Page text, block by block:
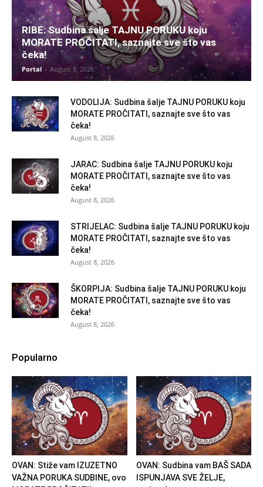
RIBE: Sudbina šalje TAJNU PORUKU koju
MORATE PROČITATI, saznajte sve što vas
čeka!
Portal - August 8, 2026
VODOLIJA: Sudbina šalje TAJNU PORUKU koju
MORATE PROČITATI, saznajte sve što vas
čeka!
August 8, 2026
JARAC: Sudbina šalje TAJNU PORUKU koju
MORATE PROČITATI, saznajte sve što vas
čeka!
August 8, 2026
STRIJELAC: Sudbina šalje TAJNU PORUKU koju
MORATE PROČITATI, saznajte sve što vas
čeka!
August 8, 2026
ŠKORPIJA: Sudbina šalje TAJNU PORUKU koju
MORATE PROČITATI, saznajte sve što vas
čeka!
August 8, 2026
Popularno
OVAN: Stiže vam IZUZETNO
VAŽNA PORUKA SUDBINE, ovo
OVAN: Sudbina vam BAŠ SADA
ISPUNJAVA SVE ŽELJE,